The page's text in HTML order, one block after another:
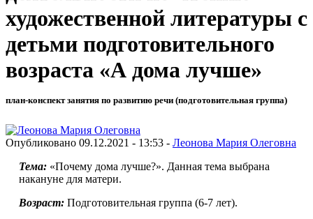
художественной литературы с
детьми подготовительного
возраста «А дома лучше»
план-конспект занятия по развитию речи (подготовительная группа)
Опубликовано 09.12.2021 - 13:53 - Леонова Мария Олеговна
Тема:«Почему дома лучше?». Данная тема выбрана
накануне для матери.
Возраст: Подготовительная группа (6-7 лет).